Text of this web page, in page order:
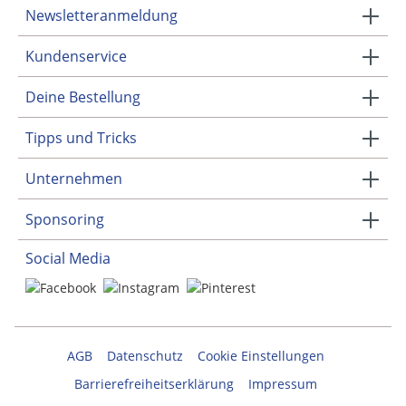
Newsletteranmeldung
Kundenservice
Deine Bestellung
Tipps und Tricks
Unternehmen
Sponsoring
Social Media
AGB Datenschutz
Cookie Einstellungen
Barrierefreiheitserklärung
Impressum